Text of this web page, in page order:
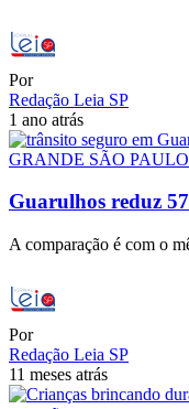
Por
Redação Leia SP
1 ano atrás
GRANDE SÃO PAULO
Guarulhos reduz
A comparação é com o
Por
Redação Leia SP
11 meses atrás